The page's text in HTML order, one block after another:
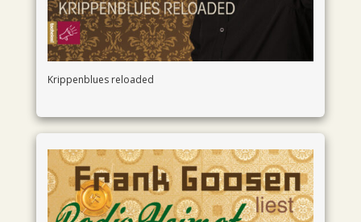
Krippenblues reloaded